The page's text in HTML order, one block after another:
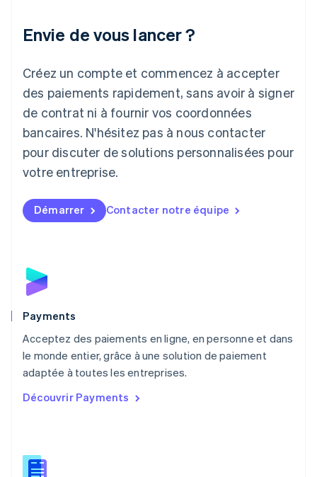
Envie de vous lancer ?
Créez un compte et commencez à accepter
des paiements rapidement, sans avoir à signer
de contrat ni à fournir vos coordonnées
bancaires. N'hésitez pas à nous contacter
pour discuter de solutions personnalisées pour
votre entreprise.
Démarrer Contacter notre équipe
Payments
Acceptez des paiements en ligne, en personne et dans
le monde entier, grâce à une solution de paiement
adaptée à toutes les entreprises.
Découvrir Payments
Japon
Lettonie
English
Liechtenstein
DeutschEnglish
Lituanie
Luxembourg
FrançaisDeutschEnglish
English简体中文
Malte
Norvège
English
English
NederlandsEnglish
Pologne
English
PortuguêsEnglish
English